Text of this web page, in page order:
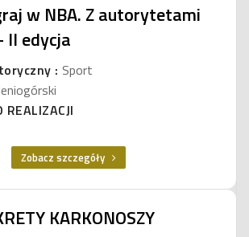
w NBA. Z autorytetami
II edycja
: Sport
REALIZACJI
Zobacz szczegóły
KARKONOSZY